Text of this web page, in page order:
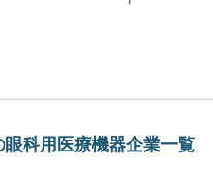
眼科用医療機器企業一覧